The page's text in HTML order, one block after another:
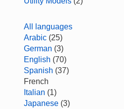
All languages
Arabic (25)
German (3)
English (70)
Spanish (37)
French
Italian (1)
Japanese (3)